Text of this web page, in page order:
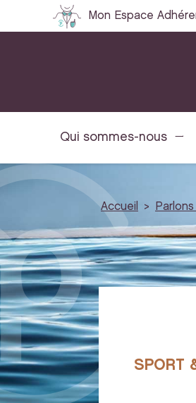
Mon Espace
Qui sommes-nous
Accueil
SPORT